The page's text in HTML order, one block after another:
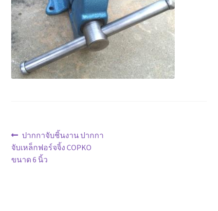
บริการ
ประวัติบริษัท
ลูกค้าของเรา
แนะแนว
เรื่อง
Previous
post:
ปากกาจับชิ้นงาน ปากกา
จับเหล็กฟอร์จจิ้ง COPKO
ขนาด 6 นิ้ว